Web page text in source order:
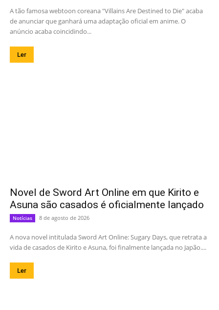
A tão famosa webtoon coreana "Villains Are Destined to Die" acaba
de anunciar que ganhará uma adaptação oficial em anime. O
anúncio acaba coincidindo...
Ler
Novel de Sword Art Online em que Kirito e
Asuna são casados é oficialmente lançado
Notícias 8 de agosto de 2026
A nova novel intitulada Sword Art Online: Sugary Days, que retrata a
vida de casados de Kirito e Asuna, foi finalmente lançada no Japão....
Ler